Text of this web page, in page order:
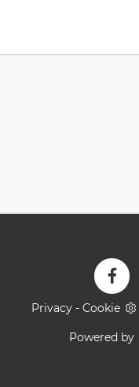
Privacy - Cookie
Powered by